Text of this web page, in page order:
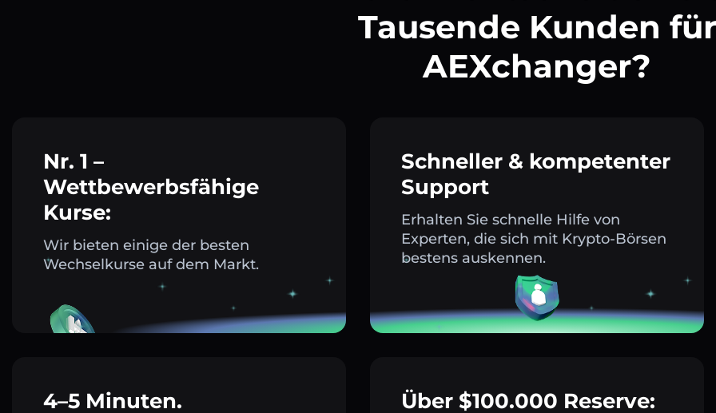
Tausende Kunden für
AEXchanger?
Nr. 1 –
Wettbewerbsfähige
Kurse:
Wir bieten einige der besten
Wechselkurse auf dem Markt.
Schneller & kompetenter
Support
Erhalten Sie schnelle Hilfe von
Experten, die sich mit Krypto-Börsen
bestens auskennen.
4–5 Minuten. Über $100.000 Reserve: